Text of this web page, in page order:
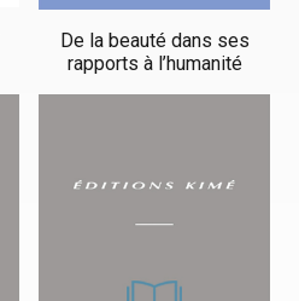
De la beauté dans ses
rapports à l’humanité